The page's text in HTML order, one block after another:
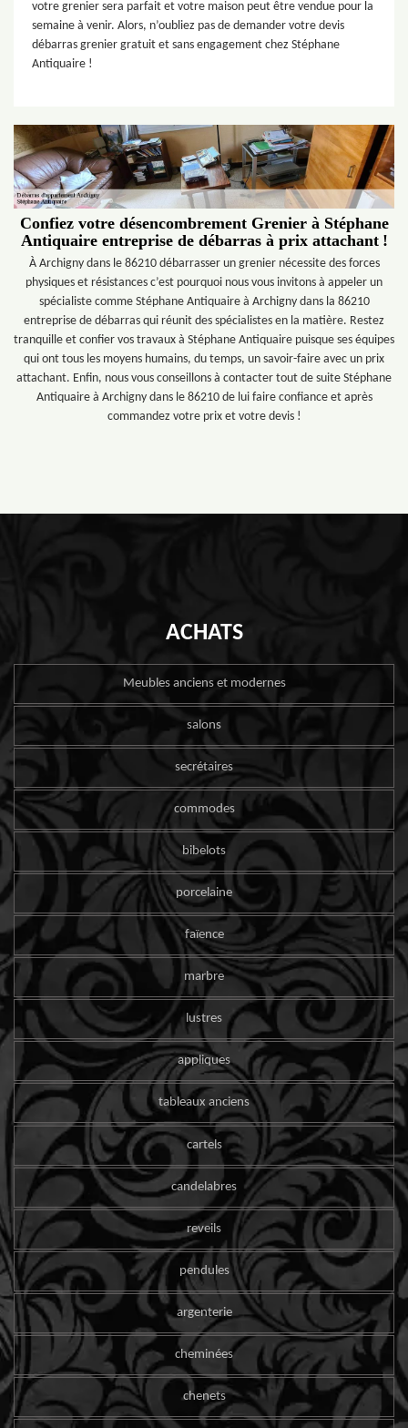
votre grenier sera parfait et votre maison peut être vendue pour la
semaine à venir. Alors, n’oubliez pas de demander votre devis
débarras grenier gratuit et sans engagement chez Stéphane
Antiquaire !
Confiez votre désencombrement Grenier à Stéphane
Antiquaire entreprise de débarras à prix attachant !
À Archigny dans le 86210 débarrasser un grenier nécessite des forces
physiques et résistances c’est pourquoi nous vous invitons à appeler un
spécialiste comme Stéphane Antiquaire à Archigny dans la 86210
entreprise de débarras qui réunit des spécialistes en la matière. Restez
tranquille et confier vos travaux à Stéphane Antiquaire puisque ses équipes
qui ont tous les moyens humains, du temps, un savoir-faire avec un prix
attachant. Enfin, nous vous conseillons à contacter tout de suite Stéphane
Antiquaire à Archigny dans le 86210 de lui faire confiance et après
commandez votre prix et votre devis !
ACHATS
Meubles anciens et modernes
salons
secrétaires
commodes
bibelots
porcelaine
faïence
marbre
lustres
appliques
tableaux anciens
cartels
candelabres
reveils
pendules
argenterie
cheminées
chenets